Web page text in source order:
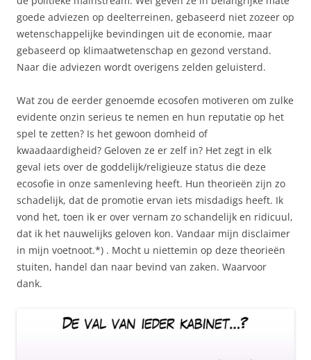
goede adviezen op deelterreinen, gebaseerd niet zozeer op
wetenschappelijke bevindingen uit de economie, maar
gebaseerd op klimaatwetenschap en gezond verstand.
Naar die adviezen wordt overigens zelden geluisterd.
Wat zou de eerder genoemde ecosofen motiveren om zulke
evidente onzin serieus te nemen en hun reputatie op het
spel te zetten? Is het gewoon domheid of
kwaadaardigheid? Geloven ze er zelf in? Het zegt in elk
geval iets over de goddelijk/religieuze status die deze
ecosofie in onze samenleving heeft. Hun theorieën zijn zo
schadelijk, dat de promotie ervan iets misdadigs heeft. Ik
vond het, toen ik er over vernam zo schandelijk en ridicuul,
dat ik het nauwelijks geloven kon. Vandaar mijn disclaimer
in mijn voetnoot.*) . Mocht u niettemin op deze theorieën
stuiten, handel dan naar bevind van zaken. Waarvoor
dank.